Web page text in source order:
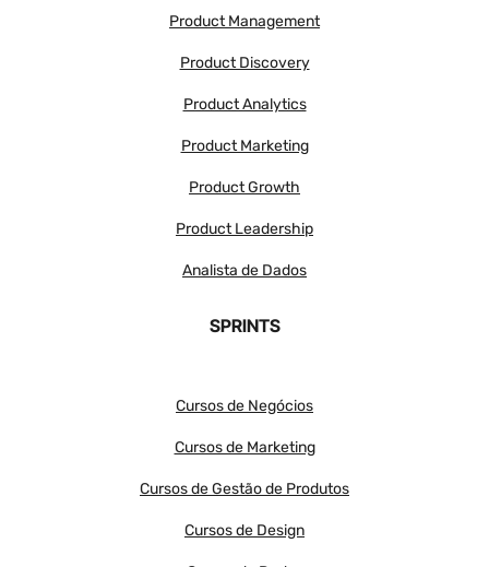
Product Management
Product Discovery
Product Analytics
Product Marketing
Product Growth
Product Leadership
Analista de Dados
SPRINTS
Cursos de Negócios
Cursos de Marketing
Cursos de Gestão de Produtos
Cursos de Design